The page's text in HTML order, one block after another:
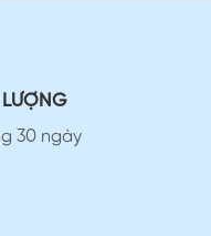
30 ngày